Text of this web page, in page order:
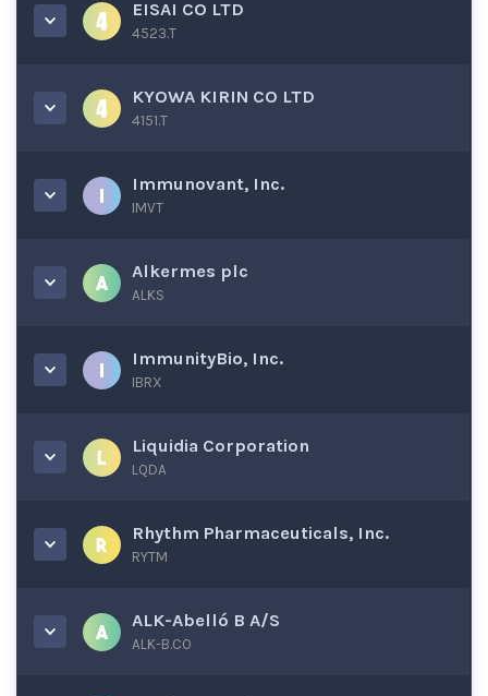
EISAI CO LTD
4523.T
KYOWA KIRIN CO LTD
4151.T
Immunovant, Inc.
IMVT
Alkermes plc
ALKS
ImmunityBio, Inc.
IBRX
Liquidia Corporation
LQDA
Rhythm Pharmaceuticals, Inc.
RYTM
ALK-Abelló B A/S
ALK-B.CO